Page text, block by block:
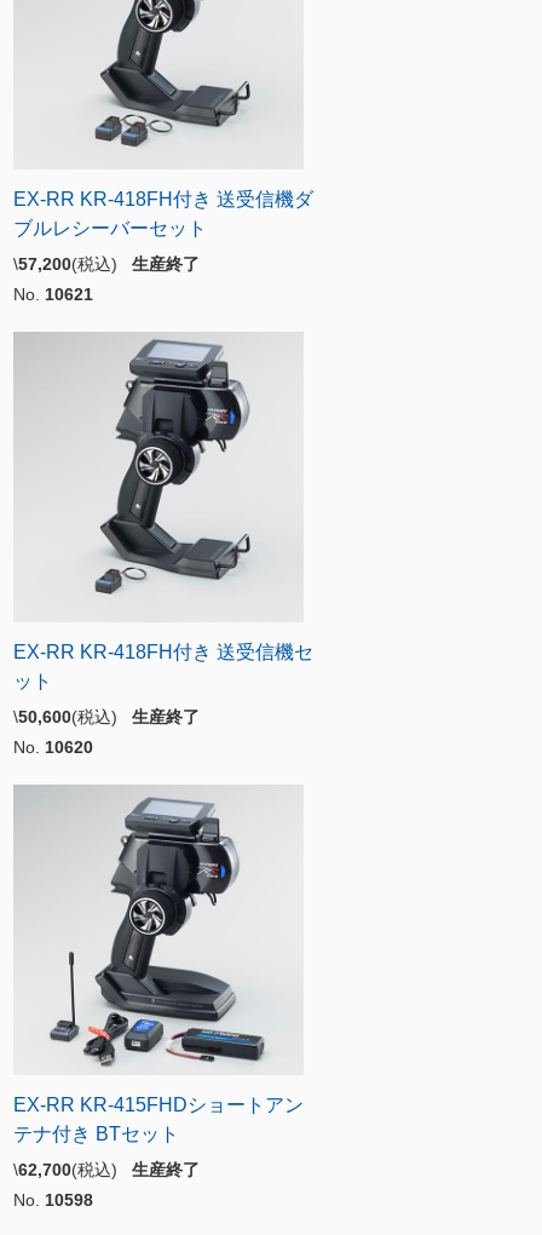
EX-RR KR-418FH付き 送受信機ダ
ブルレシーバーセット
\57,200(税込) 生産終了
No. 10621
EX-RR KR-418FH付き 送受信機セ
ット
\50,600(税込) 生産終了
No. 10620
EX-RR KR-415FHDショートアン
テナ付き BTセット
\62,700(税込) 生産終了
No. 10598